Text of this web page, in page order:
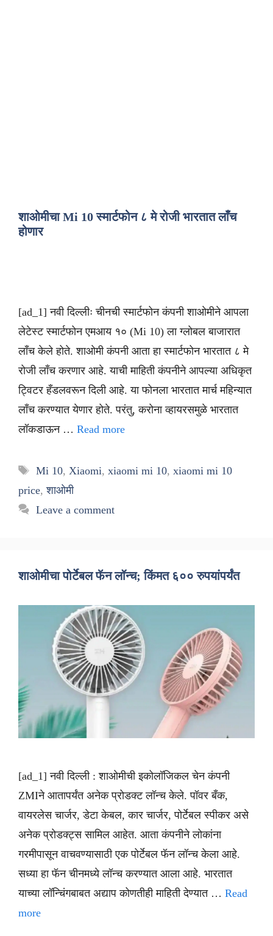
शाओमीचा Mi 10 स्मार्टफोन ८ मे रोजी भारतात लाँच
होणार
[ad_1] नवी दिल्लीः चीनची स्मार्टफोन कंपनी शाओमीने आपला
लेटेस्ट स्मार्टफोन एमआय १० (Mi 10) ला ग्लोबल बाजारात
लाँच केले होते. शाओमी कंपनी आता हा स्मार्टफोन भारतात ८ मे
रोजी लाँच करणार आहे. याची माहिती कंपनीने आपल्या अधिकृत
ट्विटर हँडलवरून दिली आहे. या फोनला भारतात मार्च महिन्यात
लाँच करण्यात येणार होते. परंतु, करोना व्हायरसमुळे भारतात
लॉकडाऊन … Read more
Tags
Mi 10, Xiaomi, xiaomi mi 10, xiaomi mi 10
price,शाओमी
Leave a comment
शाओमीचा पोर्टेबल फॅन लॉन्च; किंमत ६०० रुपयांपर्यंत
[ad_1] नवी दिल्ली : शाओमीची इकोलॉजिकल चेन कंपनी
ZMIने आतापर्यंत अनेक प्रोडक्ट लॉन्च केले. पॉवर बँक,
वायरलेस चार्जर, डेटा केबल, कार चार्जर, पोर्टेबल स्पीकर असे
अनेक प्रोडक्ट्स सामिल आहेत. आता कंपनीने लोकांना
गरमीपासून वाचवण्यासाठी एक पोर्टेबल फॅन लॉन्च केला आहे.
सध्या हा फॅन चीनमध्ये लॉन्च करण्यात आला आहे. भारतात
याच्या लॉन्चिंगबाबत अद्याप कोणतीही माहिती देण्यात … Read
more